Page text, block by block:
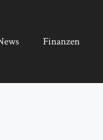
Finanzen